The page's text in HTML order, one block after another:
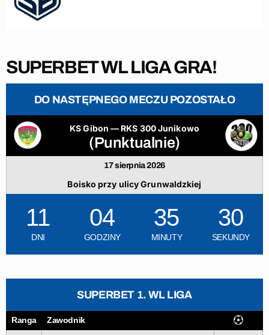
SUPERBET WL LIGA GRA!
DO NASTĘPNEGO MECZU POZOSTAŁO
KS Gibon — RKS 300 Junikowo
(Punktualnie)
17 sierpnia 2026
Boisko przy ulicy Grunwaldzkiej
11
DNI
04
GODZINY
35
MINUTY
29
SEKUNDY
SUPERBET 1. WL LIGA
Ranga Zawodnik